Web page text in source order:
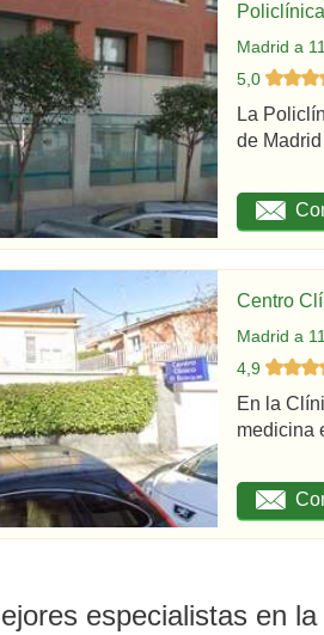
Madrid a
5,0
La
de
Centro
Madrid a
4,9
En la
medicina
especialistas en